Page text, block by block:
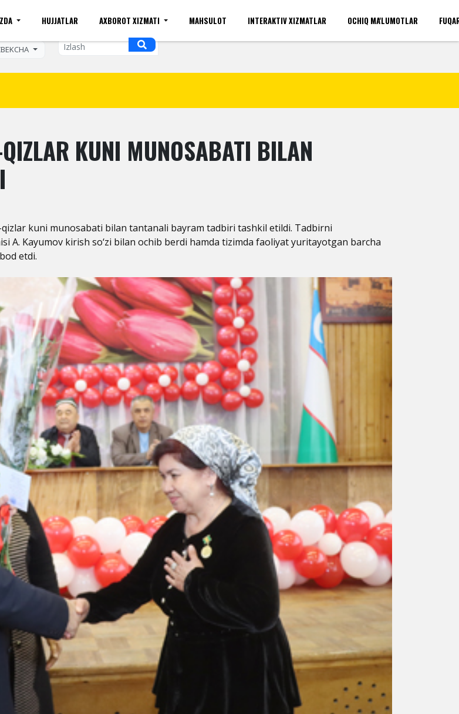
Sayt xaritasi Mobil ko'rinishi Bo'sh ish o'rinlari(umumiy) Kirish
HUJJATLAR AXBOROT XIZMATI MAHSULOT INTERAKTIV XIZMATLAR OCHIQ MA'LUMOTLAR
KUNI MUNOSABATI BILAN
qizlar kuni munosabati bilan tantanali bayram tadbiri tashkil etildi. Tadbirni
A. Kayumov kirish so‘zi bilan ochib berdi hamda tizimda faoliyat yuritayotgan barcha
etdi.